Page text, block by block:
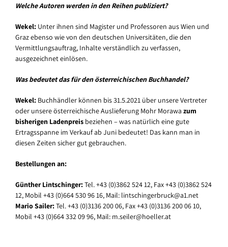
Welche Autoren werden in den Reihen publiziert?
Wekel: Unter ihnen sind Magister und Professoren aus Wien und
Graz ebenso wie von den deutschen Universitäten, die den
Vermittlungsauftrag, Inhalte verständlich zu verfassen,
ausgezeichnet einlösen.
Was bedeutet das für den österreichischen Buchhandel?
Wekel: Buchhändler können bis 31.5.2021 über unsere Vertreter
oder unsere österreichische Auslieferung Mohr Morawa zum
bisherigen Ladenpreis beziehen – was natürlich eine gute
Ertragsspanne im Verkauf ab Juni bedeutet! Das kann man in
diesen Zeiten sicher gut gebrauchen.
Bestellungen an:
Günther Lintschinger:Tel. +43 (0)3862 524 12, Fax +43 (0)3862 524
12, Mobil +43 (0)664 530 96 16, Mail: lintschingerbruck@a1.net
Mario Sailer:Tel. +43 (0)3136 200 06, Fax +43 (0)3136 200 06 10,
Mobil +43 (0)664 332 09 96, Mail: m.seiler@hoeller.at